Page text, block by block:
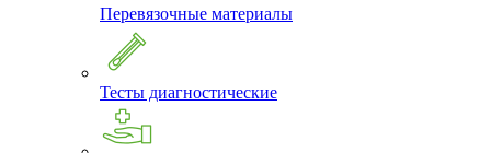
Перевязочные материалы
Тесты диагностические